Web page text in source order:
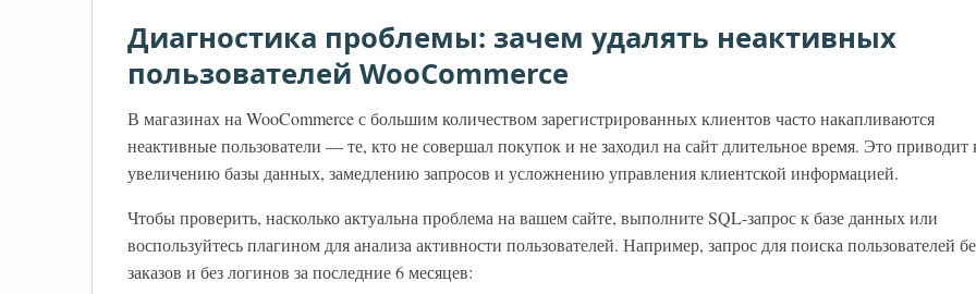
Диагностика проблемы: зачем удалять неактивных
пользователей WooCommerce
В магазинах на WooCommerce с большим количеством зарегистрированных клиентов часто накапливаются
неактивные пользователи — те, кто не совершал покупок и не заходил на сайт длительное время. Это приводит
увеличению базы данных, замедлению запросов и усложнению управления клиентской информацией.
Чтобы проверить, насколько актуальна проблема на вашем сайте, выполните SQL-запрос к базе данных или
воспользуйтесь плагином для анализа активности пользователей. Например, запрос для поиска пользователей
заказов и без логинов за последние 6 месяцев: